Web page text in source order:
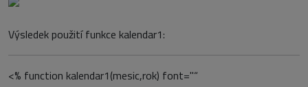
Výsledek použití funkce kalendar1:
<% function kalendar1(mesic,rok) font="“